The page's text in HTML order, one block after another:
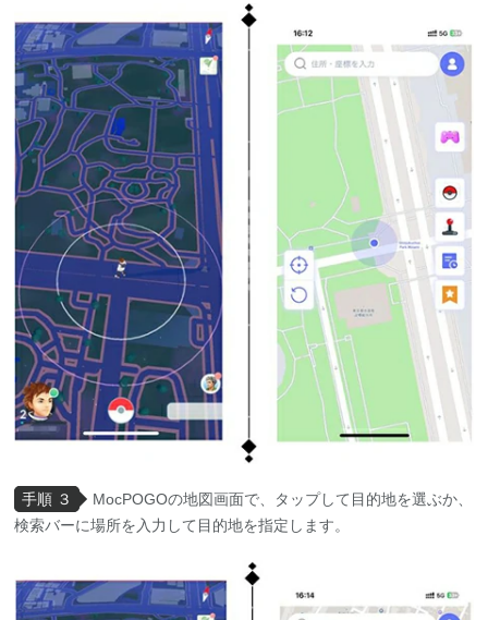
手順 ３
MocPOGOの地図画面で、タップして目的地を選ぶか、
検索バーに場所を入力して目的地を指定します。